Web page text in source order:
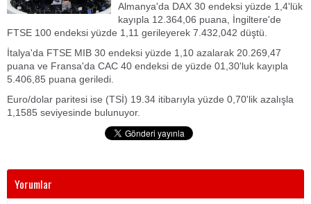
Almanya'da DAX 30 endeksi yüzde 1,4'lük
kayıpla 12.364,06 puana, İngiltere'de
FTSE 100 endeksi yüzde 1,11 gerileyerek 7.432,042 düştü.
İtalya'da FTSE MIB 30 endeksi yüzde 1,10 azalarak 20.269,47
puana ve Fransa'da CAC 40 endeksi de yüzde 01,30'luk kayıpla
5.406,85 puana geriledi.
Euro/dolar paritesi ise (TSİ) 19.34 itibarıyla yüzde 0,70'lik azalışla
1,1585 seviyesinde bulunuyor.
Yorumlar